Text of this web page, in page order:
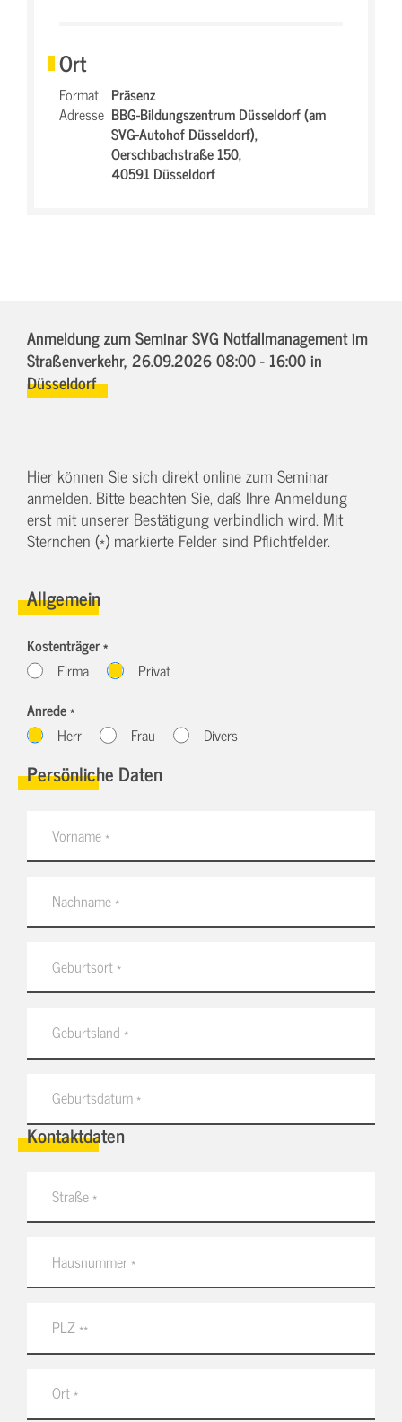
Ort
Format Präsenz
Adresse BBG-Bildungszentrum Düsseldorf (am
SVG-Autohof Düsseldorf),
Oerschbachstraße 150,
40591 Düsseldorf
Anmeldung zum Seminar SVG Notfallmanagement im
Straßenverkehr, 26.09.2026 08:00 - 16:00in
Düsseldorf
Hier können Sie sich direkt online zum Seminar
anmelden. Bitte beachten Sie, daß Ihre Anmeldung
erst mit unserer Bestätigung verbindlich wird. Mit
Sternchen (*) markierte Felder sind Pflichtfelder.
Allgemein
Kostenträger *
Firma
Privat
Anrede *
Herr
Frau Divers
Persönliche Daten
Kontaktdaten